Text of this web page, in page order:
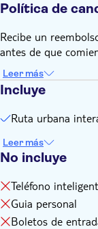
Después de
Su recorrido
Política de
Recibe un
antes de que
Leer más
Incluye
Ruta urbana
Leer más
No incluye
Teléfono
Guia personal
Boletos de